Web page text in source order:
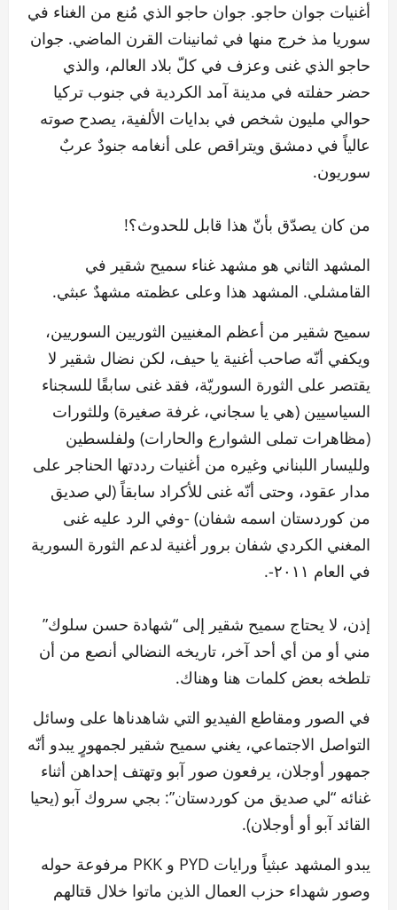
أغنيات جوان حاجو. جوان حاجو الذي مُنع من الغناء في
سوريا مذ خرج منها في ثمانينات القرن الماضي. جوان
حاجو الذي غنى وعزف في كلّ بلاد العالم، والذي
حضر حفلته في مدينة آمد الكردية في جنوب تركيا
حوالي مليون شخص في بدايات الألفية، يصدح صوته
عالياً في دمشق ويتراقص على أنغامه جنودٌ عربٌ
سوريون.
من كان يصدّق بأنّ هذا قابل للحدوث؟!
المشهد الثاني هو مشهد غناء سميح شقير في
القامشلي. المشهد هذا وعلى عظمته مشهدٌ عبثي.
سميح شقير من أعظم المغنيين الثوريين السوريين،
ويكفي أنّه صاحب أغنية يا حيف، لكن نضال شقير لا
يقتصر على الثورة السوريّة، فقد غنى سابقًا للسجناء
السياسيين (هي يا سجاني، غرفة صغيرة) وللثورات
(مظاهرات تملى الشوارع والحارات) ولفلسطين
ولليسار اللبناني وغيره من أغنيات رددتها الحناجر على
مدار عقود، وحتى أنّه غنى للأكراد سابقاً (لي صديق
من كوردستان اسمه شفان) -وفي الرد عليه غنى
المغني الكردي شفان برور أغنية لدعم الثورة السورية
في العام ٢٠١١-.
إذن، لا يحتاج سميح شقير إلى “شهادة حسن سلوك”
مني أو من أي أحد آخر، تاريخه النضالي أنصع من أن
تلطخه بعض كلمات هنا وهناك.
في الصور ومقاطع الفيديو التي شاهدناها على وسائل
التواصل الاجتماعي، يغني سميح شقير لجمهورٍ يبدو أنّه
جمهور أوجلان، يرفعون صور آبو وتهتف إحداهن أثناء
غنائه “لي صديق من كوردستان”: بجي سروك آبو (يحيا
القائد آبو أو أوجلان).
يبدو المشهد عبثياً ورايات PYD و PKK مرفوعة حوله
وصور شهداء حزب العمال الذين ماتوا خلال قتالهم